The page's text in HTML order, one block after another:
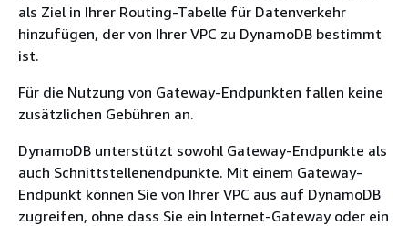
als Ziel in Ihrer Routing-Tabelle für Datenverkehr
hinzufügen, der von Ihrer VPC zu DynamoDB bestimmt
ist.
Für die Nutzung von Gateway-Endpunkten fallen keine
zusätzlichen Gebühren an.
DynamoDB unterstützt sowohl Gateway-Endpunkte als
auch Schnittstellenendpunkte. Mit einem Gateway-
Endpunkt können Sie von Ihrer VPC aus auf DynamoDB
zugreifen, ohne dass Sie ein Internet-Gateway oder ein